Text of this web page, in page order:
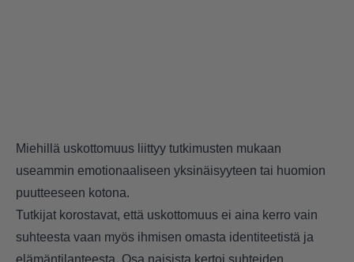
Miehillä uskottomuus liittyy tutkimusten mukaan
useammin emotionaaliseen yksinäisyyteen tai huomion
puutteeseen kotona.
Tutkijat korostavat, että uskottomuus ei aina kerro vain
suhteesta vaan myös ihmisen omasta identiteetistä ja
elämäntilanteesta. Osa naisista kertoi suhteiden